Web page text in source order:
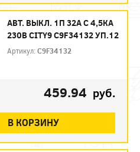
АВТ. ВЫКЛ. 1П 32А С 4,5КА
230В CITY9 C9F34132 УП.12
Артикул:C9F34132
459.94 руб.
В КОРЗИНУ